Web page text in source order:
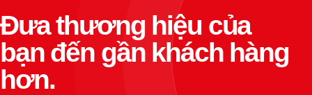
Đưa thương hiệu của
bạn đến gần khách hàng
hơn.